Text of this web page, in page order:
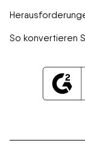
So konvertieren